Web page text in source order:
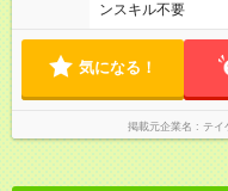
ンスキル不要
気になる！
掲載元企業名 テイ